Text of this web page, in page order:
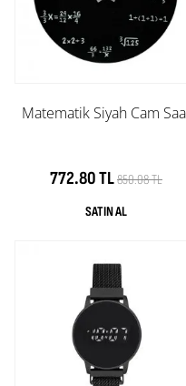
Matematik Siyah Cam
772.80 TL850.08 TL